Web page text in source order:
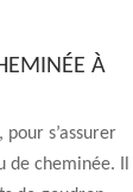
À
s’assurer
cheminée. Il